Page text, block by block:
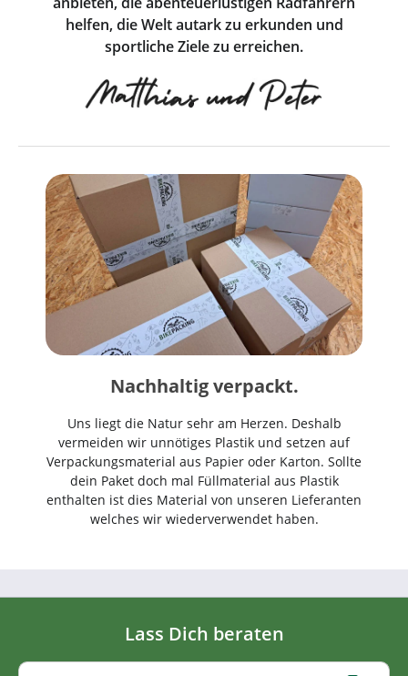
helfen, die Welt autark zu erkunden und
sportliche Ziele zu erreichen.
Nachhaltig verpackt.
Uns liegt die Natur sehr am Herzen. Deshalb
vermeiden wir unnötiges Plastik und setzen auf
Verpackungsmaterial aus Papier oder Karton. Sollte
dein Paket doch mal Füllmaterial aus Plastik
enthalten ist dies Material von unseren Lieferanten
welches wir wiederverwendet haben.
Lass Dich beraten